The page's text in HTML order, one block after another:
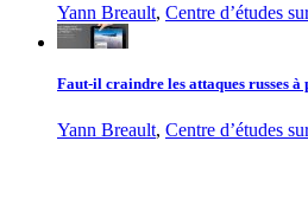
Yann Breault, Centre d’études
Faut-il craindre les attaques russes
Yann Breault, Centre d’études